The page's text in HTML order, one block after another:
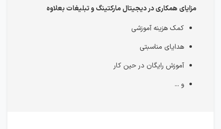
مزایای همکاری در دیجیتال مارکتینگ و تبلیغات بعلاوه
کمک هزینه آموزشی
هدایای مناسبتی
آموزش رایگان در حین کار
و ...